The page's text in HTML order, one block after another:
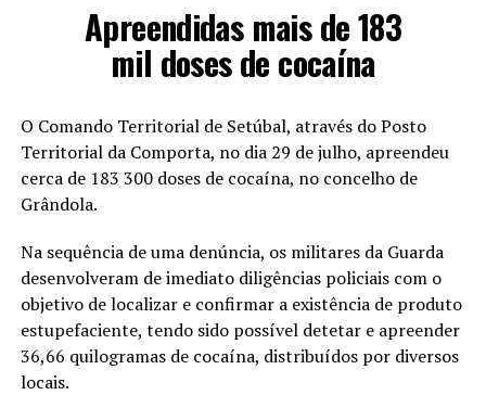
Apreendidas mais de 183
mil doses de cocaína
O Comando Territorial de Setúbal, através do Posto
Territorial da Comporta, no dia 29 de julho, apreendeu
cerca de 183 300 doses de cocaína, no concelho de
Grândola.
Na sequência de uma denúncia, os militares da Guarda
desenvolveram de imediato diligências policiais com o
objetivo de localizar e confirmar a existência de produto
estupefaciente, tendo sido possível detetar e apreender
36,66 quilogramas de cocaína, distribuídos por diversos
locais.